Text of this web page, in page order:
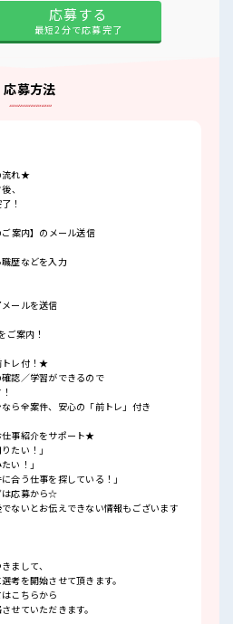
応募する
最短2分で応募完了
応募方法
流れ★
、
！
案内】のメール送信
歴などを入力
ールを送信
ご案内！
トレ付！★
認／学習ができるので
ら全案件、安心の「前トレ」付き
事紹介をサポート★
たい！」
い！」
合う仕事を探している！」
は応募から☆
ないとお伝えできない情報もございます
まして、
考を開始させて頂きます。
こちらから
せていただきます。